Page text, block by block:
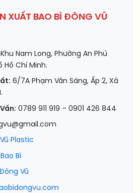
XUẤT BAO BÌ ĐÔNG VŨ
Khu Nam Long, Phường An Phú
Hồ Chí Minh.
6/7A Phạm Văn Sáng, Ấp 2, Xã
0789 911 919 – 0901 426 844
Plastic
Bì
Vũ